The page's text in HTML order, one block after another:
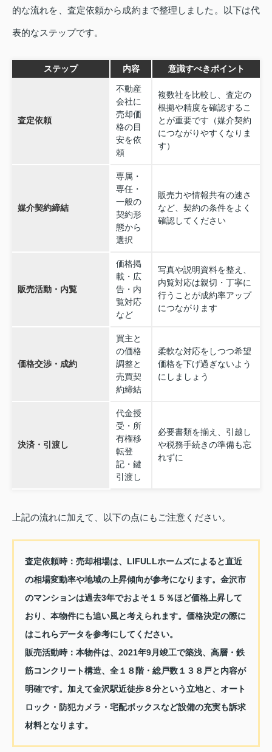
的な流れを、査定依頼から成約まで整理しました。以下は代
表的なステップです。
ステップ 内容 意識すべきポイント
査定依頼
不動産
会社に
売却価
格の目
安を依
頼
複数社を比較し、査定の
根拠や精度を確認するこ
とが重要です（媒介契約
につながりやすくなりま
す）
媒介契約締結
専属・
専任・
一般の
契約形
態から
選択
販売力や情報共有の速さ
など、契約の条件をよく
確認してください
販売活動・内覧
価格掲
載・広
告・内
覧対応
など
写真や説明資料を整え、
内覧対応は親切・丁寧に
行うことが成約率アップ
につながります
価格交渉・成約
買主と
の価格
調整と
売買契
約締結
柔軟な対応をしつつ希望
価格を下げ過ぎないよう
にしましょう
決済・引渡し
代金授
受・所
有権移
転登
記・鍵
引渡し
必要書類を揃え、引越し
や税務手続きの準備も忘
れずに
上記の流れに加えて、以下の点にもご注意ください。
査定依頼時：売却相場は、LIFULLホームズによると直近
の相場変動率や地域の上昇傾向が参考になります。金沢市
のマンションは過去3年でおよそ１５％ほど価格上昇して
おり、本物件にも追い風と考えられます。価格決定の際に
はこれらデータを参考にしてください。
販売活動時：本物件は、2021年9月竣工で築浅、高層・鉄
筋コンクリート構造、全１８階・総戸数１３８戸と内容が
明確です。加えて金沢駅近徒歩８分という立地と、オート
ロック・防犯カメラ・宅配ボックスなど設備の充実も訴求
材料となります。